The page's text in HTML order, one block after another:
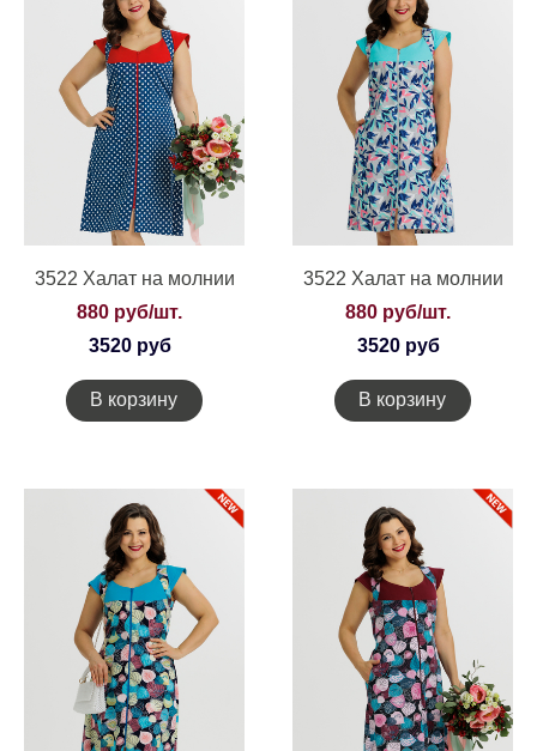
3522 Халат на молнии
880 руб/шт.
3520 руб
В корзину
3522 Халат на молнии
880 руб/шт.
3520 руб
В корзину